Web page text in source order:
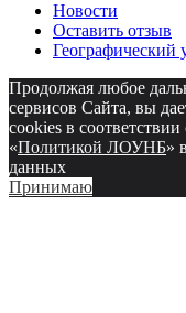
Новости
Оставить отзыв
Географический
Продолжая любое
сервисов Сайта, вы
cookies в соответствии
«Политикой ЛОУНБ»
данных
Принимаю